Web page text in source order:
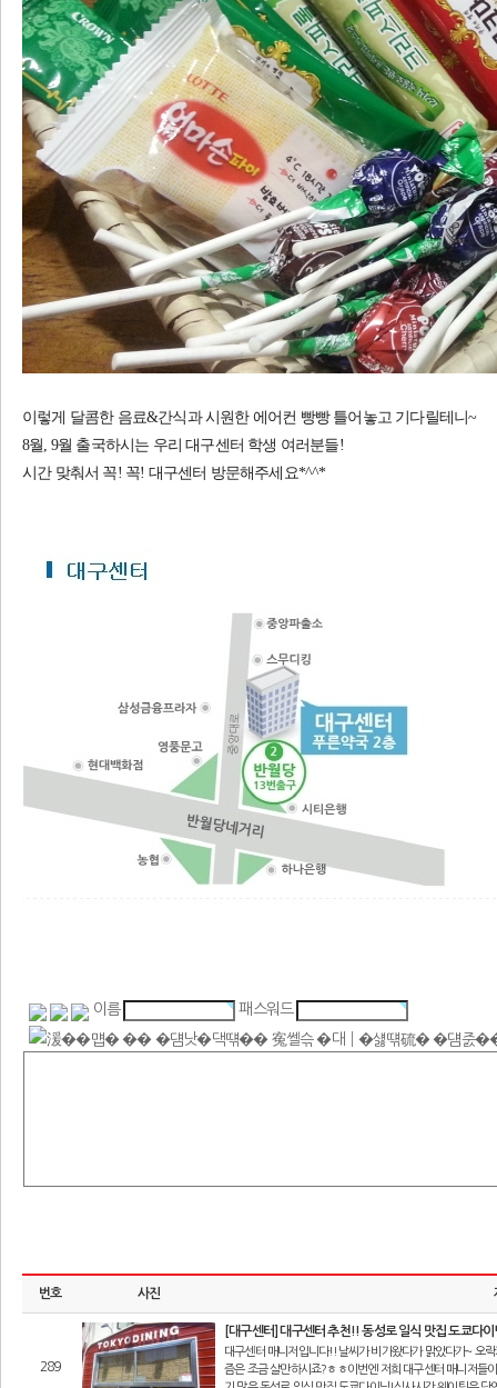
이렇게 달콤한 음료&간식과 시원한 에어컨 빵빵 틀어놓고 기다릴테니~
8월, 9월 출국하시는 우리 대구센터 학생 여러분들!
시간 맞춰서 꼭! 꼭! 대구센터 방문해주세요*^^*
이름 패스워드
번호 사진
289
[대구센터] 대구센터 추천!! 동성로 일식 맛집 도쿄다
대구센터 매니저입니다!!날씨가 비가왔다가 맑았다가~ 오
즘은 조금 살만하시죠?ㅎㅎ이번엔 저희 대구센터 매니저